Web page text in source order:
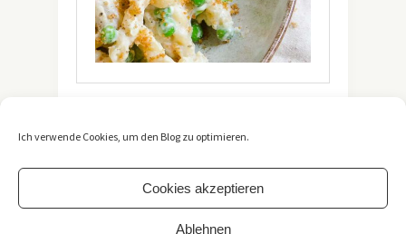
Ich verwende Cookies, um den Blog zu optimieren.
Cookies akzeptieren
Ablehnen